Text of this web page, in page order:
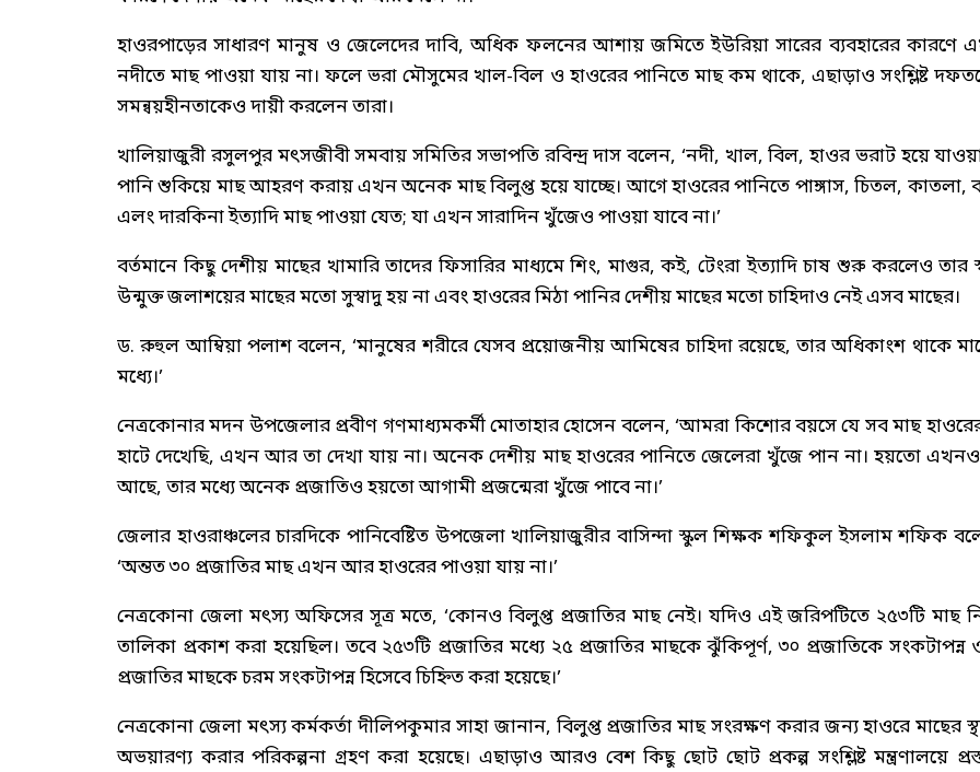
হাওরপাড়ের সাধারণ মানুষ ও জেলেদের দাবি, অধিক ফলনের আশায় জমিতে ইউরিয়া সারের ব্যবহারের কারণে
নদীতে মাছ পাওয়া যায় না। ফলে ভরা মৌসুমের খাল-বিল ও হাওরের পানিতে মাছ কম থাকে, এছাড়াও সংশ্লিষ্ট
সমন্বয়হীনতাকেও দায়ী করলেন তারা।
খালিয়াজুরী রসুলপুর মৎসজীবী সমবায় সমিতির সভাপতি রবিন্দ্র দাস বলেন, ‘নদী, খাল, বিল, হাওর ভরাট হয়ে
পানি শুকিয়ে মাছ আহরণ করায় এখন অনেক মাছ বিলুপ্ত হয়ে যাচ্ছে। আগে হাওরের পানিতে পাঙ্গাস, চিতল, কাতলা,
এলং দারকিনা ইত্যাদি মাছ পাওয়া যেত; যা এখন সারাদিন খুঁজেও পাওয়া যাবে না।’
বর্তমানে কিছু দেশীয় মাছের খামারি তাদের ফিসারির মাধ্যমে শিং, মাগুর, কই, টেংরা ইত্যাদি চাষ শুরু করলেও তার
উন্মুক্ত জলাশয়ের মাছের মতো সুস্বাদু হয় না এবং হাওরের মিঠা পানির দেশীয় মাছের মতো চাহিদাও নেই এসব মাছের।
ড. রুহুল আম্বিয়া পলাশ বলেন, ‘মানুষের শরীরে যেসব প্রয়োজনীয় আমিষের চাহিদা রয়েছে, তার অধিকাংশ থাকে
মধ্যে।’
নেত্রকোনার মদন উপজেলার প্রবীণ গণমাধ্যমকর্মী মোতাহার হোসেন বলেন, ‘আমরা কিশোর বয়সে যে সব মাছ
হাটে দেখেছি, এখন আর তা দেখা যায় না। অনেক দেশীয় মাছ হাওরের পানিতে জেলেরা খুঁজে পান না। হয়তো
আছে, তার মধ্যে অনেক প্রজাতিও হয়তো আগামী প্রজন্মেরা খুঁজে পাবে না।’
জেলার হাওরাঞ্চলের চারদিকে পানিবেষ্টিত উপজেলা খালিয়াজুরীর বাসিন্দা স্কুল শিক্ষক শফিকুল ইসলাম শফিক
‘অন্তত ৩০ প্রজাতির মাছ এখন আর হাওরের পাওয়া যায় না।’
নেত্রকোনা জেলা মৎস্য অফিসের সূত্র মতে, ‘কোনও বিলুপ্ত প্রজাতির মাছ নেই। যদিও এই জরিপটিতে ২৫৩টি মাছ
তালিকা প্রকাশ করা হয়েছিল। তবে ২৫৩টি প্রজাতির মধ্যে ২৫ প্রজাতির মাছকে ঝুঁকিপূর্ণ, ৩০ প্রজাতিকে সংকটাপন্ন
প্রজাতির মাছকে চরম সংকটাপন্ন হিসেবে চিহ্নিত করা হয়েছে।’
নেত্রকোনা জেলা মৎস্য কর্মকর্তা দীলিপকুমার সাহা জানান, বিলুপ্ত প্রজাতির মাছ সংরক্ষণ করার জন্য হাওরে মাছের
অভয়ারণ্য করার পরিকল্পনা গ্রহণ করা হয়েছে। এছাড়াও আরও বেশ কিছু ছোট ছোট প্রকল্প সংশ্লিষ্ট মন্ত্রণালয়ে